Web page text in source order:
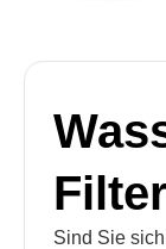
Filter
Sind Sie